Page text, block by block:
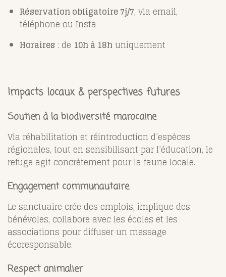
Réservation obligatoire 7j/7, via email,
téléphone ou Insta
Horaires : de 10h à 18h uniquement
Impacts locaux & perspectives futures
Soutien à la biodiversité marocaine
Via réhabilitation et réintroduction d’espèces
régionales, tout en sensibilisant par l’éducation, le
refuge agit concrètement pour la faune locale.
Engagement communautaire
Le sanctuaire crée des emplois, implique des
bénévoles, collabore avec les écoles et les
associations pour diffuser un message
écoresponsable.
Respect animalier